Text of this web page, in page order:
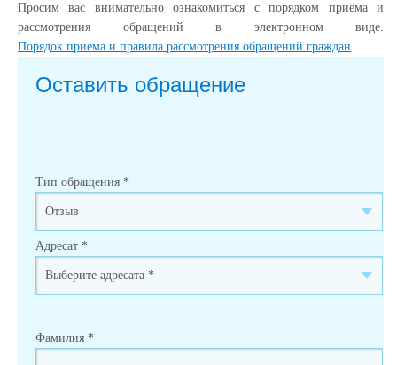
Просим вас внимательно ознакомиться с порядком приёма и
рассмотрения обращений в электронном виде.
Порядок приема и правила рассмотрения обращений граждан
Оставить обращение
Тип обращения *
Адресат *
Фамилия *